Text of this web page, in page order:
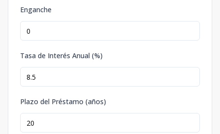
Enganche
Tasa de Interés Anual (%)
Plazo del Préstamo (años)